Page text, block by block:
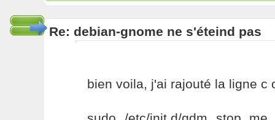
Re: debian-gnome ne s'éteind pas
bien voila, j'ai rajouté la ligne c